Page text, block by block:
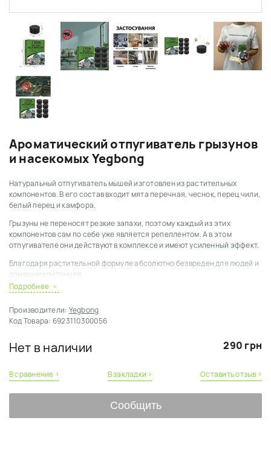
Ароматический отпугиватель грызунов
и насекомых Yegbong
Натуральный отпугиватель мышей изготовлен из растительных
компонентов. В его состав входит мята перечная, чеснок, перец чили,
белый перец и камфора.
Грызуны не переносят резкие запахи, поэтому каждый из этих
компонентов сам по себе уже является репеллентом. А в этом
отпугивателе они действуют в комплексе и имеют усиленный эффект.
Благодаря растительной формуле абсолютно безвреден для людей и
домашних питомцев.
При применении данного отпугивалетя грызунов не используются
Использовать отпугиватель можно в жилом и нежилом помещениях, а
также в автомобиле.
Небольшой размер и наличие клейкой поверхности позволяют
установить отпугиватели в различных местах, например, за или под
Чтобы начать использовать, достаточно достать отпугиватель из
упаковки, снять защитную ленту с клеевой поверхности и приклеить
отпугиватель в место, где часто появляются грызуны. Если грызунов
много и есть необходимость установить несколько отпугивателей, то
Подробнее
Производители: Yegbong
Код Товара: 6923110300056
Нет в наличии 290 грн
В сравнение › В закладки › Оставить отзыв ›
Сообщить